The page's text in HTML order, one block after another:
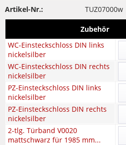
Artikel-Nr.: TUZ07000w
Zubehör
WC-Einsteckschloss DIN links
nickelsilber
WC-Einsteckschloss DIN rechts
nickelsilber
PZ-Einsteckschloss DIN links
nickelsilber
PZ-Einsteckschloss DIN rechts
nickelsilber
2-tlg. Türband V0020
mattschwarz für 1985 mm...